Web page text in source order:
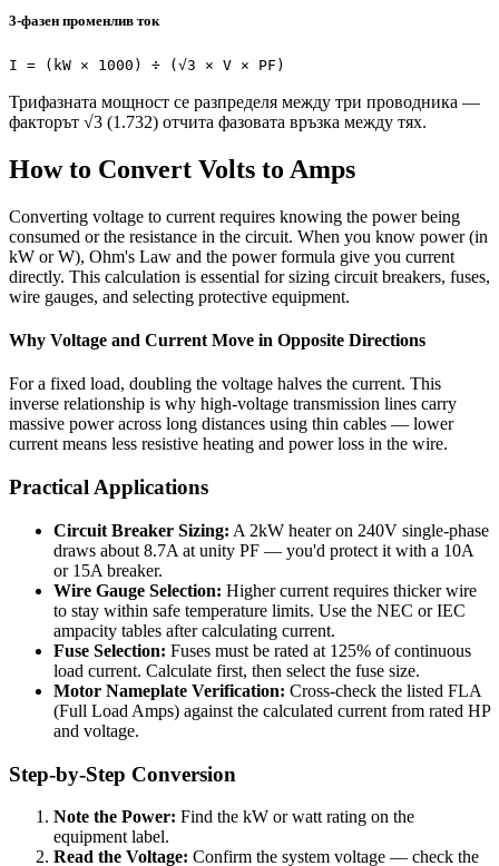
3-фазен променлив ток
I = (kW × 1000) ÷ (√3 × V × PF)
Трифазната мощност се разпределя между три проводника —
факторът √3 (1.732) отчита фазовата връзка между тях.
How to Convert Volts to Amps
Converting voltage to current requires knowing the power being
consumed or the resistance in the circuit. When you know power (in
kW or W), Ohm's Law and the power formula give you current
directly. This calculation is essential for sizing circuit breakers, fuses,
wire gauges, and selecting protective equipment.
Why Voltage and Current Move in Opposite Directions
For a fixed load, doubling the voltage halves the current. This
inverse relationship is why high-voltage transmission lines carry
massive power across long distances using thin cables — lower
current means less resistive heating and power loss in the wire.
Practical Applications
Circuit Breaker Sizing: A 2kW heater on 240V single-phase
draws about 8.7A at unity PF — you'd protect it with a 10A
or 15A breaker.
Wire Gauge Selection: Higher current requires thicker wire
to stay within safe temperature limits. Use the NEC or IEC
ampacity tables after calculating current.
Fuse Selection: Fuses must be rated at 125% of continuous
load current. Calculate first, then select the fuse size.
Motor Nameplate Verification: Cross-check the listed FLA
(Full Load Amps) against the calculated current from rated HP
and voltage.
Step-by-Step Conversion
Note the Power: Find the kW or watt rating on the
equipment label.
Read the Voltage: Confirm the system voltage — check the